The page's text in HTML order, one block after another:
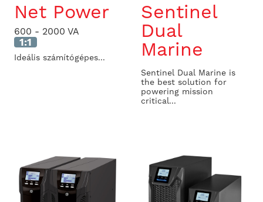
Net Power
600 - 2000 VA
1:1
Ideális számítógépes...
Sentinel
Dual
Marine
Sentinel Dual Marine is
the best solution for
powering mission
critical...